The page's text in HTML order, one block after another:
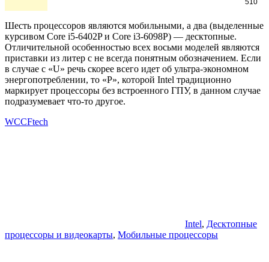
510
Шесть процессоров являются мобильными, а два (выделенные
курсивом Core i5-6402P и Core i3-6098P) — десктопные.
Отличительной особенностью всех восьми моделей являются
приставки из литер с не всегда понятным обозначением. Если
в случае с «U» речь скорее всего идет об ультра-экономном
энергопотреблении, то «P», которой Intel традиционно
маркирует процессоры без встроенного ГПУ, в данном случае
подразумевает что-то другое.
WCCFtech
Intel, Десктопные
процессоры и видеокарты, Мобильные процессоры